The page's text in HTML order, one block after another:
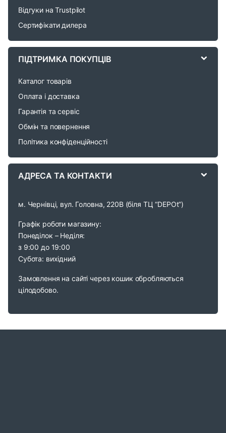
C
Відгуки на Trustpilot
Сертифікати дилера
ПІДТРИМКА ПОКУПЦІВ
Каталог товарів
Оплата і доставка
Гарантія та сервіс
Обмін та повернення
Політика конфіденційності
АДРЕСА ТА КОНТАКТИ
м. Чернівці, вул. Головна, 220В (біля ТЦ “DEPOt”)
Графік роботи магазину:
Понеділок – Неділя:
з 9:00 до 19:00
Субота: вихідний
Замовлення на сайті через кошик обробляються
цілодобово.